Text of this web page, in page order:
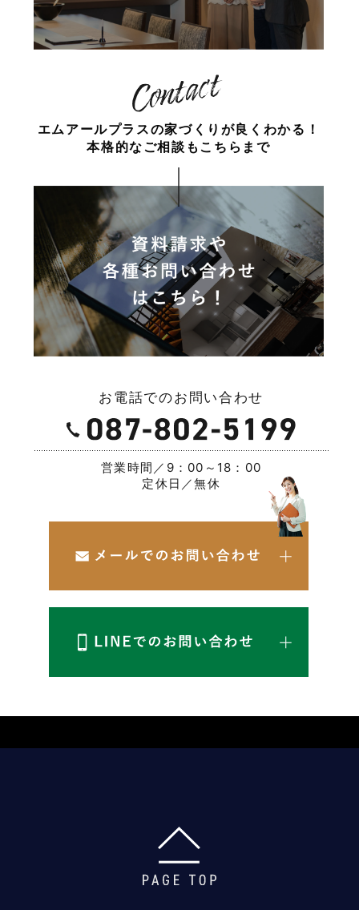
エムアールプラスの家づくりが良くわかる！
本格的なご相談もこちらまで
お電話でのお問い合わせ
営業時間／9：00～18：00
定休日／無休